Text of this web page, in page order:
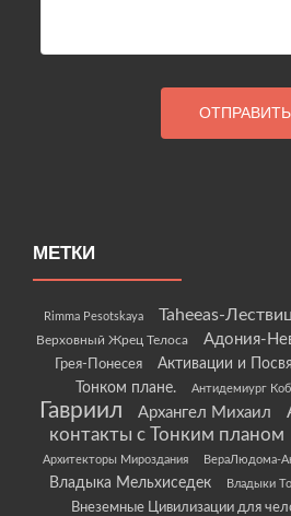
МЕТКИ
Rimma Pesotskaya Taheeas-
Верховный Жрец Телоса
Адония-
Грея-Понесея
Активации и
Тонком плане.
Антидемиург
Гавриил
Архангел Михаил
контакты с Тонким планом
Архитекторы Мироздания ВераЛюдома-
Владыка Мельхиседек Владыки
Внеземные Цивилизации для